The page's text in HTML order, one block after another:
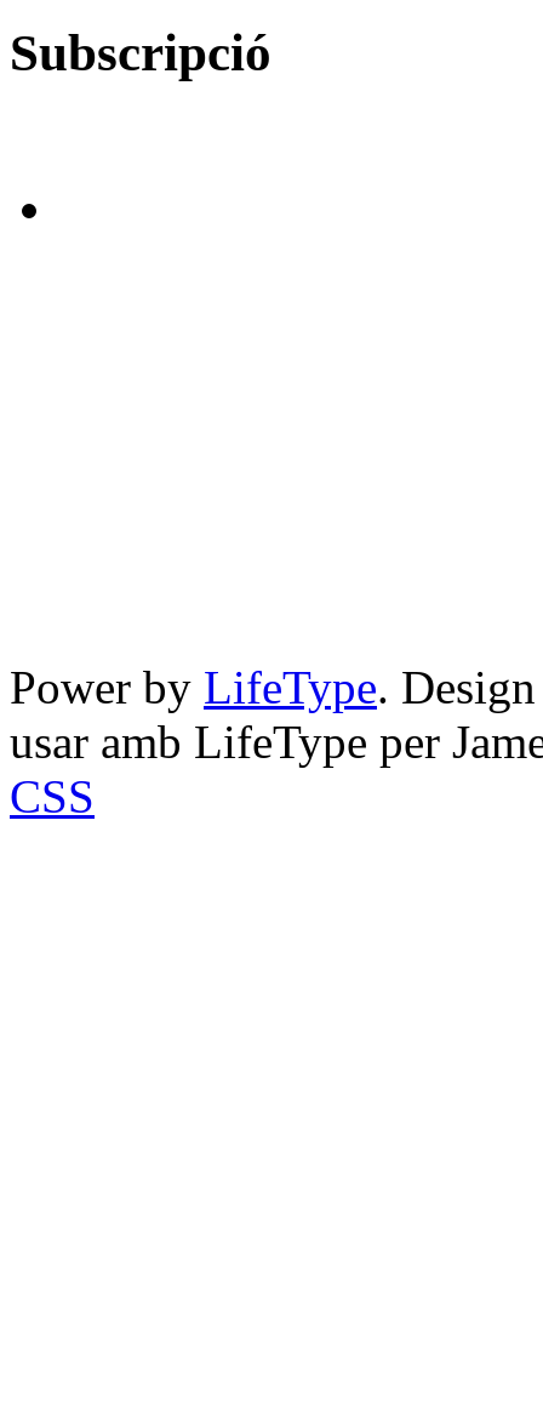
Subscripció
Power by LifeType.
usar amb LifeType per
CSS